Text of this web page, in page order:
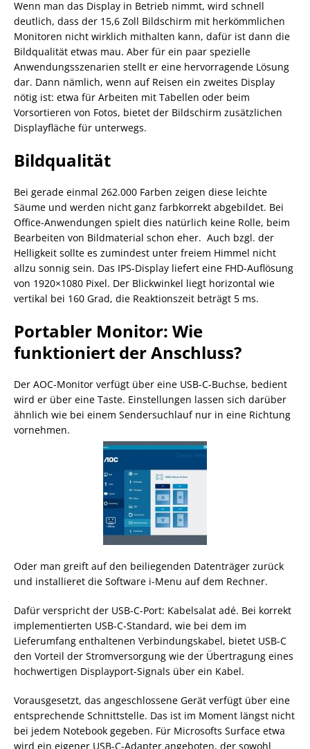
Wenn man das Display in Betrieb nimmt, wird schnell
deutlich, dass der 15,6 Zoll Bildschirm mit herkömmlichen
Monitoren nicht wirklich mithalten kann, dafür ist dann die
Bildqualität etwas mau. Aber für ein paar spezielle
Anwendungsszenarien stellt er eine hervorragende Lösung
dar. Dann nämlich, wenn auf Reisen ein zweites Display
nötig ist: etwa für Arbeiten mit Tabellen oder beim
Vorsortieren von Fotos, bietet der Bildschirm zusätzlichen
Displayfläche für unterwegs.
Bildqualität
Bei gerade einmal 262.000 Farben zeigen diese leichte
Säume und werden nicht ganz farbkorrekt abgebildet. Bei
Office-Anwendungen spielt dies natürlich keine Rolle, beim
Bearbeiten von Bildmaterial schon eher. Auch bzgl. der
Helligkeit sollte es zumindest unter freiem Himmel nicht
allzu sonnig sein. Das IPS-Display liefert eine FHD-Auflösung
von 1920×1080 Pixel. Der Blickwinkel liegt horizontal wie
vertikal bei 160 Grad, die Reaktionszeit beträgt 5 ms.
Portabler Monitor: Wie
funktioniert der Anschluss?
Der AOC-Monitor verfügt über eine USB-C-Buchse, bedient
wird er über eine Taste. Einstellungen lassen sich darüber
ähnlich wie bei einem Sendersuchlauf nur in eine Richtung
vornehmen.
Oder man greift auf den beiliegenden Datenträger zurück
und installieret die Software i-Menu auf dem Rechner.
Dafür verspricht der USB-C-Port: Kabelsalat adé. Bei korrekt
implementierten USB-C-Standard, wie bei dem im
Lieferumfang enthaltenen Verbindungskabel, bietet USB-C
den Vorteil der Stromversorgung wie der Übertragung eines
hochwertigen Displayport-Signals über ein Kabel.
Vorausgesetzt, das angeschlossene Gerät verfügt über eine
entsprechende Schnittstelle. Das ist im Moment längst nicht
bei jedem Notebook gegeben. Für Microsofts Surface etwa
wird ein eigener USB-C-Adapter angeboten, der sowohl